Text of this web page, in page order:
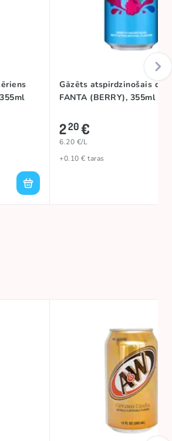
Gāzēts atspirdzinošais
FANTA (BERRY), 355ml
220€
6.20 €/L
+0.10 € taras